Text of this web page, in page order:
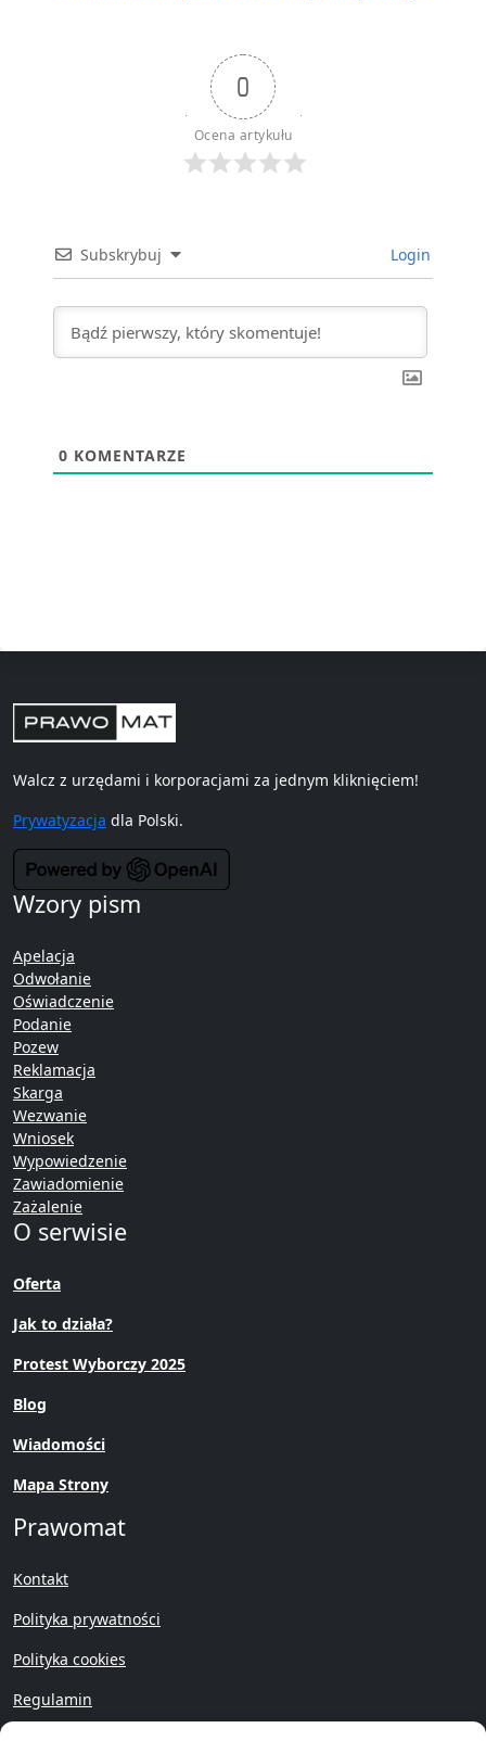
0
Ocena artykułu
Subskrybuj Login
0 KOMENTARZE
Walcz z urzędami i korporacjami za jednym kliknięciem!
Prywatyzacja dla Polski.
Wzory pism
Apelacja
Odwołanie
Oświadczenie
Podanie
Pozew
Reklamacja
Skarga
Wezwanie
Wniosek
Wypowiedzenie
Zawiadomienie
Zażalenie
O serwisie
Oferta
Jak to działa?
Protest Wyborczy 2025
Blog
Wiadomości
Mapa Strony
Prawomat
Kontakt
Polityka prywatności
Polityka cookies
Regulamin